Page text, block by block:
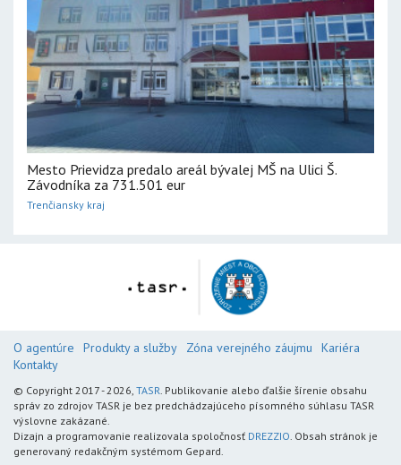
Mesto Prievidza predalo areál bývalej MŠ na Ulici Š.
Závodníka za 731.501 eur
Trenčiansky kraj
O agentúre Produkty a služby Zóna verejného záujmu
Kariéra
Kontakty
© Copyright 2017 - 2026, TASR. Publikovanie alebo ďalšie šírenie obsahu
správ zo zdrojov TASR je bez predchádzajúceho písomného súhlasu TASR
výslovne zakázané.
Dizajn a programovanie realizovala spoločnosť DREZZIO. Obsah stránok je
generovaný redakčným systémom Gepard.